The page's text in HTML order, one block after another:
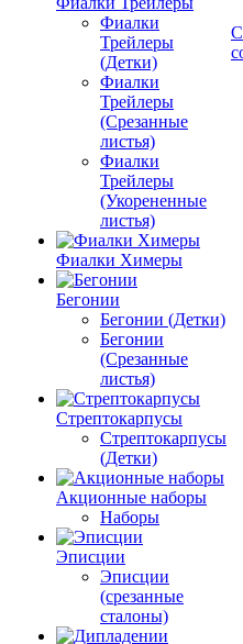
Фиалки
Трейлеры
(Детки)
Фиалки
Трейлеры
(Срезанные
листья)
Фиалки
Трейлеры
(Укорененные
листья)
Фиалки Химеры
Бегонии
Бегонии (Детки)
Бегонии
(Срезанные
листья)
Стрептокарпусы
Стрептокарпусы
(Детки)
Акционные наборы
Наборы
Эписции
Эписции
(срезанные
сталоны)